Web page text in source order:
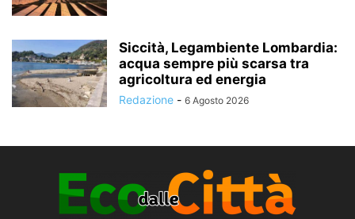
Siccità, Legambiente Lombardia:
acqua sempre più scarsa tra
agricoltura ed energia
Redazione - 6 Agosto 2026